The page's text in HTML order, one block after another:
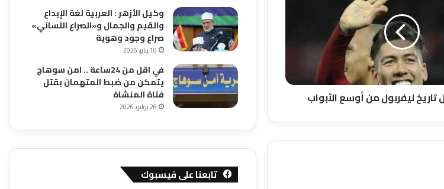
تاريخ ليفربول من أوسع الأبواب
وكيل الأزهر : العربية لغة الإبداع
والقيم والجمال و«الصراع اللساني»
صراع وجود وهوية
10 يناير، 2026
في اقل من 24ساعة .. امن سوهاج
يتمكن من ضبط المتهمان بقتل
فتاة المنشاة
26 يوليو، 2026
تابعنا على فيسبوك